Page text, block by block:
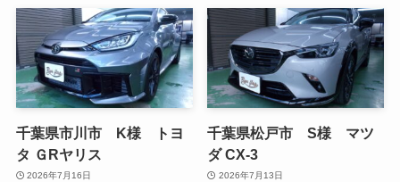
千葉県市川市 K様 トヨ
タ ＧRヤリス
2026年7月16日
千葉県松戸市 S様 マツ
ダ CX-3
2026年7月13日